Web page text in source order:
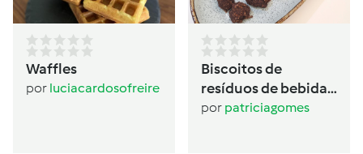
Waffles
por luciacardosofreire
Biscoitos de
resíduos de bebida
de aveia
por patriciagomes